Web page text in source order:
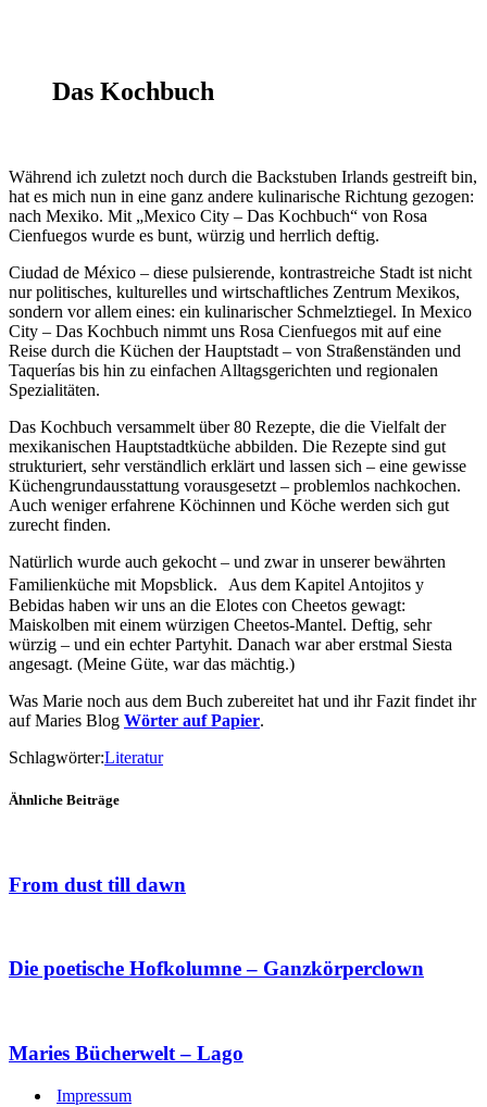
Das Kochbuch
Während ich zuletzt noch durch die Backstuben Irlands gestreift bin,
hat es mich nun in eine ganz andere kulinarische Richtung gezogen:
nach Mexiko. Mit „Mexico City – Das Kochbuch“ von Rosa
Cienfuegos wurde es bunt, würzig und herrlich deftig.
Ciudad de México – diese pulsierende, kontrastreiche Stadt ist nicht
nur politisches, kulturelles und wirtschaftliches Zentrum Mexikos,
sondern vor allem eines: ein kulinarischer Schmelztiegel. In Mexico
City – Das Kochbuch nimmt uns Rosa Cienfuegos mit auf eine
Reise durch die Küchen der Hauptstadt – von Straßenständen und
Taquerías bis hin zu einfachen Alltagsgerichten und regionalen
Spezialitäten.
Das Kochbuch versammelt über 80 Rezepte, die die Vielfalt der
mexikanischen Hauptstadtküche abbilden. Die Rezepte sind gut
strukturiert, sehr verständlich erklärt und lassen sich – eine gewisse
Küchengrundausstattung vorausgesetzt – problemlos nachkochen.
Auch weniger erfahrene Köchinnen und Köche werden sich gut
zurecht finden.
Natürlich wurde auch gekocht – und zwar in unserer bewährten
Familienküche mit Mopsblick. Aus dem Kapitel Antojitos y
Bebidas haben wir uns an die Elotes con Cheetos gewagt:
Maiskolben mit einem würzigen Cheetos-Mantel. Deftig, sehr
würzig – und ein echter Partyhit. Danach war aber erstmal Siesta
angesagt. (Meine Güte, war das mächtig.)
Was Marie noch aus dem Buch zubereitet hat und ihr Fazit findet ihr
auf Maries Blog Wörter auf Papier.
Schlagwörter:Literatur
Ähnliche Beiträge
From dust till dawn
Die poetische Hofkolumne – Ganzkörperclown
Maries Bücherwelt – Lago
Impressum